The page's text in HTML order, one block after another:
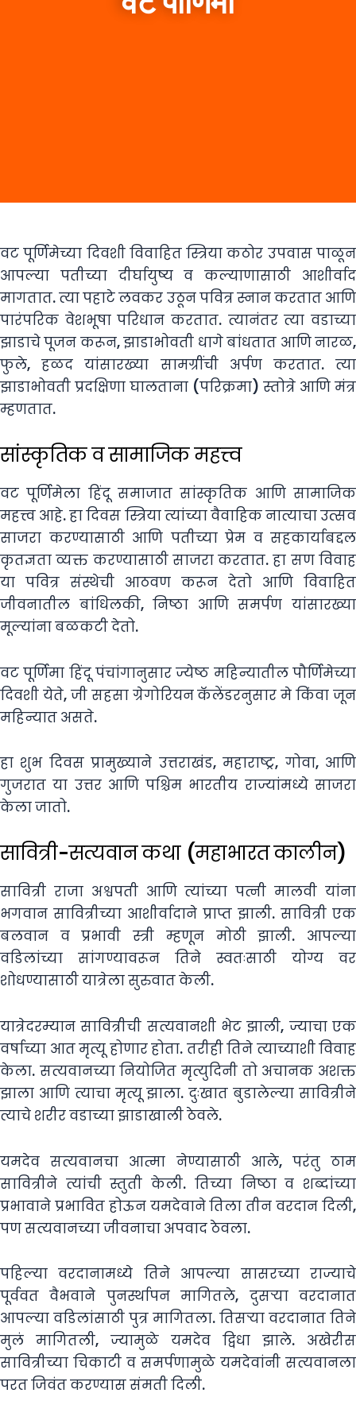
वट पूर्णिमेच्या दिवशी विवाहित स्त्रिया कठोर उपवास पाळून
आपल्या पतीच्या दीर्घायुष्य व कल्याणासाठी आशीर्वाद
मागतात. त्या पहाटे लवकर उठून पवित्र स्नान करतात आणि
पारंपरिक वेशभूषा परिधान करतात. त्यानंतर त्या वडाच्या
झाडाचे पूजन करून, झाडाभोवती धागे बांधतात आणि नारळ,
फुले, हळद यांसारख्या सामग्रींची अर्पण करतात. त्या
झाडाभोवती प्रदक्षिणा घालताना (परिक्रमा) स्तोत्रे आणि मंत्र
म्हणतात.
सांस्कृतिक व सामाजिक महत्त्व
वट पूर्णिमेला हिंदू समाजात सांस्कृतिक आणि सामाजिक
महत्त्व आहे. हा दिवस स्त्रिया त्यांच्या वैवाहिक नात्याचा उत्सव
साजरा करण्यासाठी आणि पतीच्या प्रेम व सहकार्याबद्दल
कृतज्ञता व्यक्त करण्यासाठी साजरा करतात. हा सण विवाह
या पवित्र संस्थेची आठवण करून देतो आणि विवाहित
जीवनातील बांधिलकी, निष्ठा आणि समर्पण यांसारख्या
मूल्यांना बळकटी देतो.
वट पूर्णिमा हिंदू पंचांगानुसार ज्येष्ठ महिन्यातील पौर्णिमेच्या
दिवशी येते, जी सहसा ग्रेगोरियन कॅलेंडरनुसार मे किंवा जून
महिन्यात असते.
हा शुभ दिवस प्रामुख्याने उत्तराखंड, महाराष्ट्र, गोवा, आणि
गुजरात या उत्तर आणि पश्चिम भारतीय राज्यांमध्ये साजरा
केला जातो.
सावित्री-सत्यवान कथा (महाभारत कालीन)
सावित्री राजा अश्वपती आणि त्यांच्या पत्नी मालवी यांना
भगवान सावित्रीच्या आशीर्वादाने प्राप्त झाली. सावित्री एक
बलवान व प्रभावी स्त्री म्हणून मोठी झाली. आपल्या
वडिलांच्या सांगण्यावरून तिने स्वतःसाठी योग्य वर
शोधण्यासाठी यात्रेला सुरुवात केली.
यात्रेदरम्यान सावित्रीची सत्यवानशी भेट झाली, ज्याचा एक
वर्षाच्या आत मृत्यू होणार होता. तरीही तिने त्याच्याशी विवाह
केला. सत्यवानच्या नियोजित मृत्युदिनी तो अचानक अशक्त
झाला आणि त्याचा मृत्यू झाला. दुःखात बुडालेल्या सावित्रीने
त्याचे शरीर वडाच्या झाडाखाली ठेवले.
यमदेव सत्यवानचा आत्मा नेण्यासाठी आले, परंतु ठाम
सावित्रीने त्यांची स्तुती केली. तिच्या निष्ठा व शब्दांच्या
प्रभावाने प्रभावित होऊन यमदेवाने तिला तीन वरदान दिली,
पण सत्यवानच्या जीवनाचा अपवाद ठेवला.
पहिल्या वरदानामध्ये तिने आपल्या सासरच्या राज्याचे
पूर्ववत वैभवाने पुनर्स्थापन मागितले, दुसऱ्या वरदानात
आपल्या वडिलांसाठी पुत्र मागितला. तिसऱ्या वरदानात तिने
मुलं मागितली, ज्यामुळे यमदेव द्विधा झाले. अखेरीस
सावित्रीच्या चिकाटी व समर्पणामुळे यमदेवांनी सत्यवानला
परत जिवंत करण्यास संमती दिली.